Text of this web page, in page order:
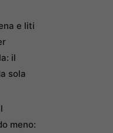
e liti
il
sola
meno: